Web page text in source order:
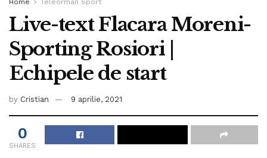
Live-text Flacara Moreni-
Sporting Rosiori |
Echipele de start
by Cristian 9 aprilie, 2021
0
SHARES